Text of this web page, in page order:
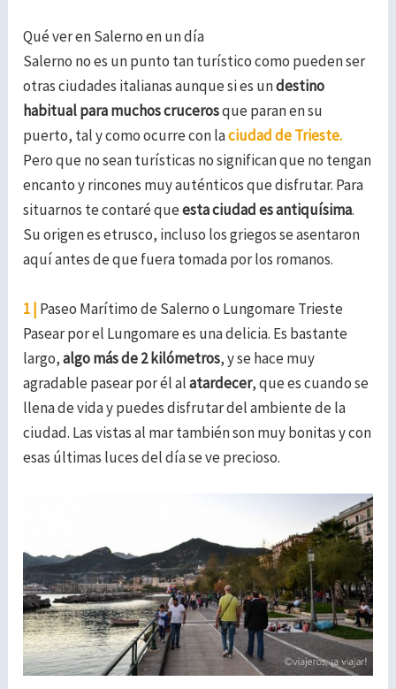
Qué ver en Salerno en un día
Salerno no es un punto tan turístico como pueden ser
otras ciudades italianas aunquesi es undestino
habitual para muchos crucerosque paran en su
puerto, tal y como ocurre con laciudad de Trieste.
Pero que no sean turísticas no significan que no tengan
encanto y rincones muy auténticos que disfrutar. Para
situarnos te contaré queesta ciudad es antiquísima.
Su origen es etrusco, incluso los griegos se asentaron
aquí antes de que fuera tomada por los romanos.
1 | Paseo Marítimo de Salerno o Lungomare Trieste
Pasear por el Lungomare es una delicia. Es bastante
largo,algo más de 2 kilómetros, y se hace muy
agradable pasear por él alatardecer, que es cuando se
llena de vida y puedes disfrutar del ambiente de la
ciudad. Las vistas al mar también son muy bonitas y con
esas últimas luces del día se ve precioso.